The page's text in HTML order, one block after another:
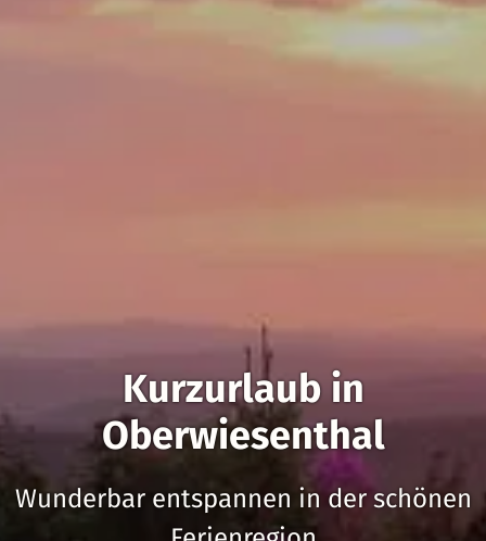
Kurzurlaub in
Oberwiesenthal
Wunderbar entspannen in der schönen